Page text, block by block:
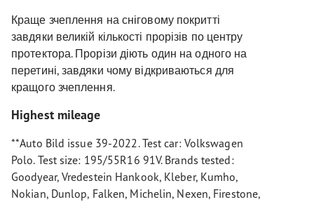
Краще зчеплення на сніговому покритті
завдяки великій кількості прорізів по центру
протектора. Прорізи діють один на одного на
перетині, завдяки чому відкриваються для
кращого зчеплення.
Highest mileage
**Auto Bild issue 39-2022. Test car: Volkswagen
Polo. Test size: 195/55R16 91V. Brands tested:
Goodyear, Vredestein Hankook, Kleber, Kumho,
Nokian, Dunlop, Falken, Michelin, Nexen, Firestone,